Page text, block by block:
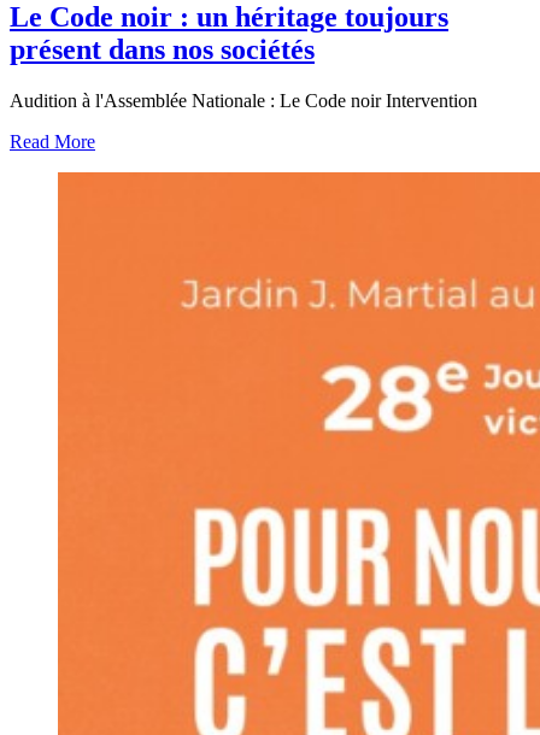
Le Code noir : un héritage toujours
présent dans nos sociétés
Audition à l'Assemblée Nationale : Le Code noir Intervention
Read More